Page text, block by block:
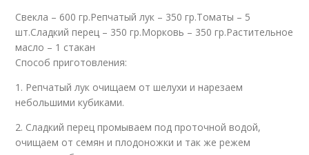
Свекла – 600 гр.Репчатый лук – 350 гр.Томаты – 5
шт.Сладкий перец – 350 гр.Морковь – 350 гр.Растительное
масло – 1 стакан
Способ приготовления:
1. Репчатый лук очищаем от шелухи и нарезаем
небольшими кубиками.
2. Сладкий перец промываем под проточной водой,
очищаем от семян и плодоножки и так же режем